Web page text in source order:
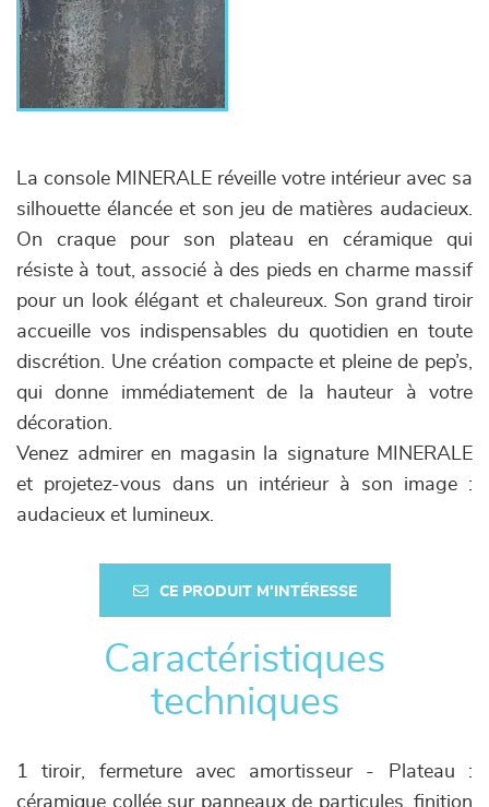
La console MINERALE réveille votre intérieur avec sa
silhouette élancée et son jeu de matières audacieux.
On craque pour son plateau en céramique qui
résiste à tout, associé à des pieds en charme massif
pour un look élégant et chaleureux. Son grand tiroir
accueille vos indispensables du quotidien en toute
discrétion. Une création compacte et pleine de pep’s,
qui donne immédiatement de la hauteur à votre
décoration.
Venez admirer en magasin la signature MINERALE
et projetez-vous dans un intérieur à son image :
audacieux et lumineux.
CE PRODUIT M'INTÉRESSE
Caractéristiques
techniques
1 tiroir, fermeture avec amortisseur - Plateau :
céramique collée sur panneaux de particules, finition